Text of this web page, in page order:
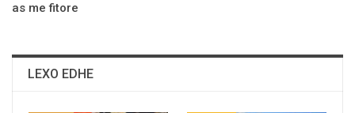
as me fitore
LEXO EDHE